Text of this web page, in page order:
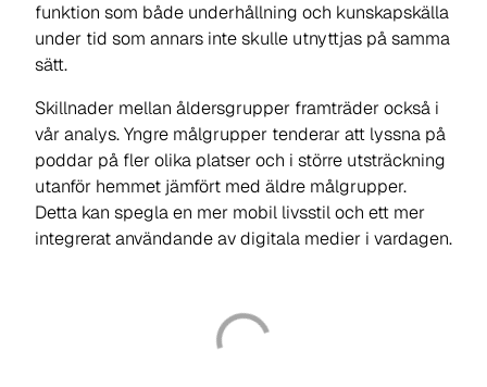
funktion som både underhållning och kunskapskälla
under tid som annars inte skulle utnyttjas på samma
sätt.
Skillnader mellan åldersgrupper framträder också i
vår analys. Yngre målgrupper tenderar att lyssna på
poddar på fler olika platser och i större utsträckning
utanför hemmet jämfört med äldre målgrupper.
Detta kan spegla en mer mobil livsstil och ett mer
integrerat användande av digitala medier i vardagen.